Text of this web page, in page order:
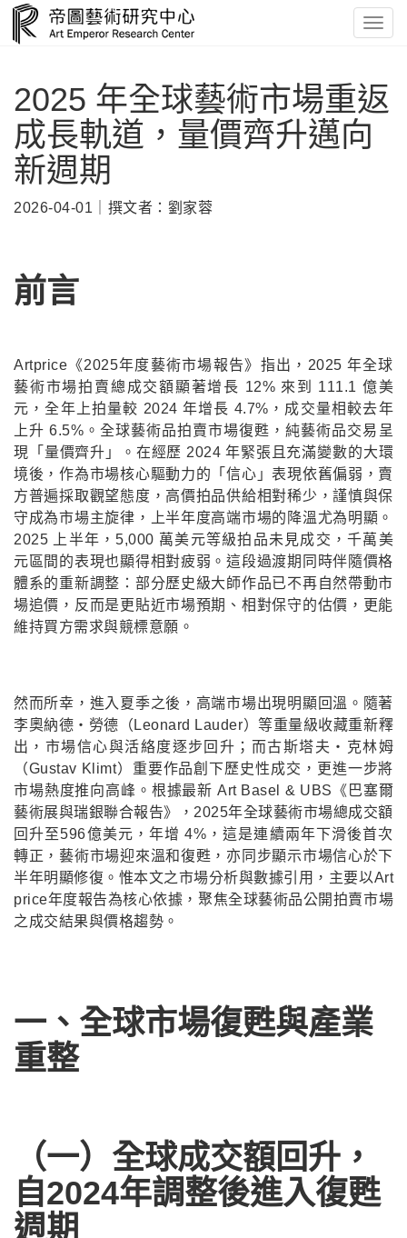
2025 年全球藝術市場重返
成長軌道，量價齊升邁向
新週期
2026-04-01｜撰文者：劉家蓉
前言
Artprice《2025年度藝術市場報告》指出，2025 年全球
藝術市場拍賣總成交額顯著增長 12% 來到 111.1 億美
元，全年上拍量較 2024 年增長 4.7%，成交量相較去年
上升 6.5%。全球藝術品拍賣市場復甦，純藝術品交易呈
現「量價齊升」。在經歷 2024 年緊張且充滿變數的大環
境後，作為市場核心驅動力的「信心」表現依舊偏弱，賣
方普遍採取觀望態度，高價拍品供給相對稀少，謹慎與保
守成為市場主旋律，上半年度高端市場的降溫尤為明顯。
2025 上半年，5,000 萬美元等級拍品未見成交，千萬美
元區間的表現也顯得相對疲弱。這段過渡期同時伴隨價格
體系的重新調整：部分歷史級大師作品已不再自然帶動市
場追價，反而是更貼近市場預期、相對保守的估價，更能
維持買方需求與競標意願。
然而所幸，進入夏季之後，高端市場出現明顯回溫。隨著
李奧納德・勞德（Leonard Lauder）等重量級收藏重新釋
出，市場信心與活絡度逐步回升；而古斯塔夫・克林姆
（Gustav Klimt）重要作品創下歷史性成交，更進一步將
市場熱度推向高峰。根據最新 Art Basel & UBS《巴塞爾
藝術展與瑞銀聯合報告》，2025年全球藝術市場總成交額
回升至596億美元，年增 4%，這是連續兩年下滑後首次
轉正，藝術市場迎來溫和復甦，亦同步顯示市場信心於下
半年明顯修復。惟本文之市場分析與數據引用，主要以Art
price年度報告為核心依據，聚焦全球藝術品公開拍賣市場
之成交結果與價格趨勢。
一、全球市場復甦與產業
重整
（一）全球成交額回升，
自2024年調整後進入復甦
週期